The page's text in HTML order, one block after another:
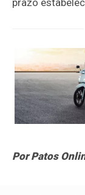
prazo
Por Patos